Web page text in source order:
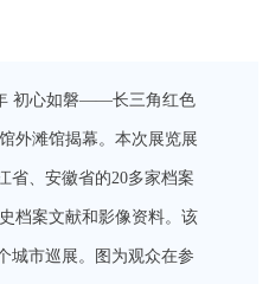
初心如磐——长三角红色
外滩馆揭幕。本次展览展
省、安徽省的20多家档案
档案文献和影像资料。该
城市巡展。图为观众在参